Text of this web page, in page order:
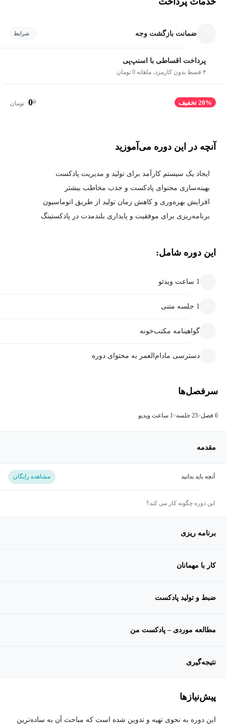
ضمانت بازگشت وجه شرایط
پرداخت اقساطی با اسنپ‌پی
۴ قسط بدون کارمزد، ماهانه 0 تومان
20% تخفیف 0
0 تومان
آنچه در این دوره می‌آموزید
ایجاد یک سیستم کارآمد برای تولید و مدیریت پادکست
بهینه‌سازی محتوای پادکست و جذب مخاطب بیشتر
افزایش بهره‌وری و کاهش زمان تولید از طریق اتوماسیون
برنامه‌ریزی برای موفقیت و پایداری بلندمدت در پادکستینگ
این دوره شامل:
1 ساعت ویدئو
1 جلسه متنی
گواهینامه مکتب‌خونه
دسترسی مادام‌العمر به محتوای دوره
سرفصل‌ها
6 فصل 23 جلسه 1 ساعت ویدیو
مقدمه
آنچه باید بدانید مشاهده رایگان
این دوره چگونه کار می کند؟
برنامه ریزی
کار با مهمانان
ضبط و تولید پادکست
مطالعه موردی – پادکست من
نتیجه‌گیری
پیش‌نیاز‌ها
این دوره به نحوی تهیه و تدوین شده است که مباحث آن به ساده‌ترین